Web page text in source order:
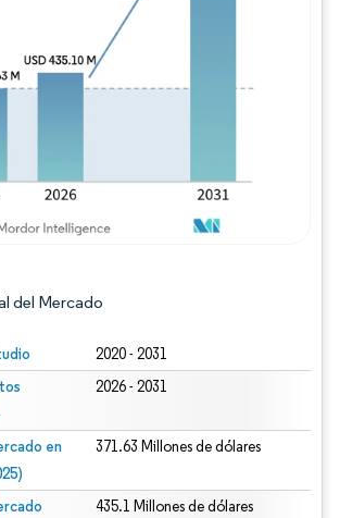
del Mercado
2020 - 2031
2026 - 2031
en
371.63 Millones de dólares
435.1 Millones de dólares
Imagen © Mordor Intelligence. El uso